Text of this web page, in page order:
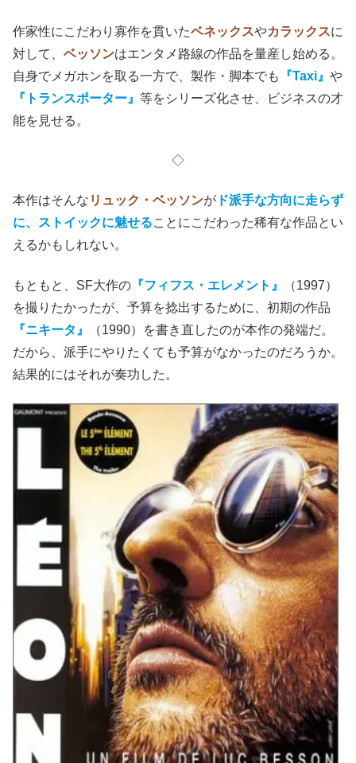
作家性にこだわり寡作を貫いたベネックスやカラックスに
対して、 ベッソンはエンタメ路線の作品を量産し始める。
自身でメガホンを取る一方で、製作・脚本でも
『Taxi』 や
『トランスポーター』 等をシリーズ化させ、ビジネスの才
能を見せる。
◇
本作はそんな リュック・ベッソンが ド派手な方向に走らず
に、ストイックに魅せることにこだわった稀有な作品とい
えるかもしれない。
もともと、SF大作の 『フィフス・エレメント』
（1997）
を撮りたかったが、予算を捻出するために、初期の作品
『ニキータ』
（1990）を書き直したのが本作の発端だ。
だから、派手にやりたくても予算がなかったのだろうか。
結果的にはそれが奏功した。